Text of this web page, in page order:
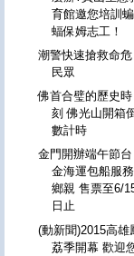
育館邀您培訓蝙
蝠保姆志工！
潮警快速搶救命危
民眾
佛首合璧的歷史時
刻 佛光山開箱
數計時
金門開辦端午節台
金海運包船服務
鄉親 售票至6/
日止
(動新聞)2015高雄
荔季開幕 歡迎